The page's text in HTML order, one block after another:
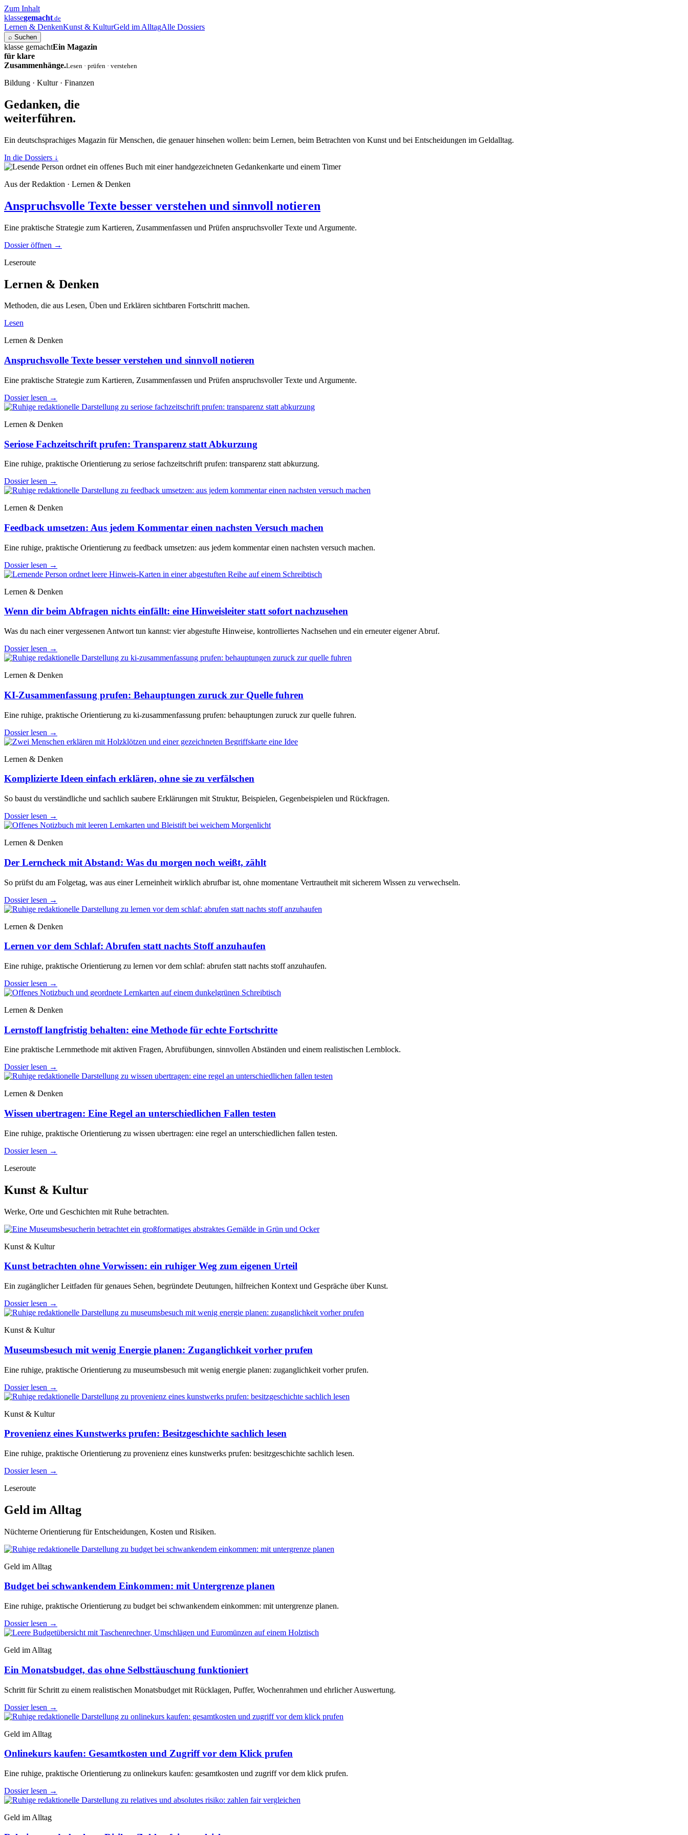
Zum Inhalt
klassegemacht.de
Lernen & DenkenKunst & KulturGeld im AlltagAlle Dossiers
⌕ Suchen
klasse gemachtEin Magazin
für klare
Zusammenhänge.Lesen · prüfen · verstehen
Bildung · Kultur · Finanzen
Gedanken, die
weiterführen.
Ein deutschsprachiges Magazin für Menschen, die genauer hinsehen wollen: beim Lernen, beim Betrachten von Kunst und bei Entscheidungen im Geldalltag.
In die Dossiers ↓
Aus der Redaktion · Lernen & Denken
Anspruchsvolle Texte besser verstehen und sinnvoll notieren
Eine praktische Strategie zum Kartieren, Zusammenfassen und Prüfen anspruchsvoller Texte und Argumente.
Dossier öffnen →
Leseroute
Lernen & Denken
Methoden, die aus Lesen, Üben und Erklären sichtbaren Fortschritt machen.
Lesen
Lernen & Denken
Anspruchsvolle Texte besser verstehen und sinnvoll notieren
Eine praktische Strategie zum Kartieren, Zusammenfassen und Prüfen anspruchsvoller Texte und Argumente.
Dossier lesen →
Lernen & Denken
Seriose Fachzeitschrift prufen: Transparenz statt Abkurzung
Eine ruhige, praktische Orientierung zu seriose fachzeitschrift prufen: transparenz statt abkurzung.
Dossier lesen →
Lernen & Denken
Feedback umsetzen: Aus jedem Kommentar einen nachsten Versuch machen
Eine ruhige, praktische Orientierung zu feedback umsetzen: aus jedem kommentar einen nachsten versuch machen.
Dossier lesen →
Lernen & Denken
Wenn dir beim Abfragen nichts einfällt: eine Hinweisleiter statt sofort nachzusehen
Was du nach einer vergessenen Antwort tun kannst: vier abgestufte Hinweise, kontrolliertes Nachsehen und ein erneuter eigener Abruf.
Dossier lesen →
Lernen & Denken
KI-Zusammenfassung prufen: Behauptungen zuruck zur Quelle fuhren
Eine ruhige, praktische Orientierung zu ki-zusammenfassung prufen: behauptungen zuruck zur quelle fuhren.
Dossier lesen →
Lernen & Denken
Komplizierte Ideen einfach erklären, ohne sie zu verfälschen
So baust du verständliche und sachlich saubere Erklärungen mit Struktur, Beispielen, Gegenbeispielen und Rückfragen.
Dossier lesen →
Lernen & Denken
Der Lerncheck mit Abstand: Was du morgen noch weißt, zählt
So prüfst du am Folgetag, was aus einer Lerneinheit wirklich abrufbar ist, ohne momentane Vertrautheit mit sicherem Wissen zu verwechseln.
Dossier lesen →
Lernen & Denken
Lernen vor dem Schlaf: Abrufen statt nachts Stoff anzuhaufen
Eine ruhige, praktische Orientierung zu lernen vor dem schlaf: abrufen statt nachts stoff anzuhaufen.
Dossier lesen →
Lernen & Denken
Lernstoff langfristig behalten: eine Methode für echte Fortschritte
Eine praktische Lernmethode mit aktiven Fragen, Abrufübungen, sinnvollen Abständen und einem realistischen Lernblock.
Dossier lesen →
Lernen & Denken
Wissen ubertragen: Eine Regel an unterschiedlichen Fallen testen
Eine ruhige, praktische Orientierung zu wissen ubertragen: eine regel an unterschiedlichen fallen testen.
Dossier lesen →
Leseroute
Kunst & Kultur
Werke, Orte und Geschichten mit Ruhe betrachten.
Kunst & Kultur
Kunst betrachten ohne Vorwissen: ein ruhiger Weg zum eigenen Urteil
Ein zugänglicher Leitfaden für genaues Sehen, begründete Deutungen, hilfreichen Kontext und Gespräche über Kunst.
Dossier lesen →
Kunst & Kultur
Museumsbesuch mit wenig Energie planen: Zuganglichkeit vorher prufen
Eine ruhige, praktische Orientierung zu museumsbesuch mit wenig energie planen: zuganglichkeit vorher prufen.
Dossier lesen →
Kunst & Kultur
Provenienz eines Kunstwerks prufen: Besitzgeschichte sachlich lesen
Eine ruhige, praktische Orientierung zu provenienz eines kunstwerks prufen: besitzgeschichte sachlich lesen.
Dossier lesen →
Leseroute
Geld im Alltag
Nüchterne Orientierung für Entscheidungen, Kosten und Risiken.
Geld im Alltag
Budget bei schwankendem Einkommen: mit Untergrenze planen
Eine ruhige, praktische Orientierung zu budget bei schwankendem einkommen: mit untergrenze planen.
Dossier lesen →
Geld im Alltag
Ein Monatsbudget, das ohne Selbsttäuschung funktioniert
Schritt für Schritt zu einem realistischen Monatsbudget mit Rücklagen, Puffer, Wochenrahmen und ehrlicher Auswertung.
Dossier lesen →
Geld im Alltag
Onlinekurs kaufen: Gesamtkosten und Zugriff vor dem Klick prufen
Eine ruhige, praktische Orientierung zu onlinekurs kaufen: gesamtkosten und zugriff vor dem klick prufen.
Dossier lesen →
Geld im Alltag